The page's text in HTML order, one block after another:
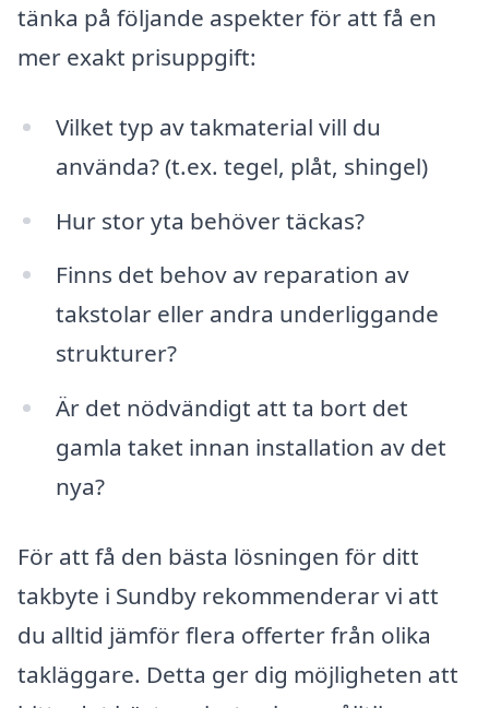
tänka på följande aspekter för att få en
mer exakt prisuppgift:
Vilket typ av takmaterial vill du
använda? (t.ex. tegel, plåt, shingel)
Hur stor yta behöver täckas?
Finns det behov av reparation av
takstolar eller andra underliggande
strukturer?
Är det nödvändigt att ta bort det
gamla taket innan installation av det
nya?
För att få den bästa lösningen för ditt
takbyte i Sundby rekommenderar vi att
du alltid jämför flera offerter från olika
takläggare. Detta ger dig möjligheten att